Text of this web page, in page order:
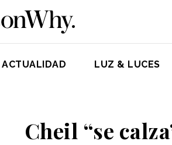
ACTUALIDAD LUZ & LUCES
Cheil “se